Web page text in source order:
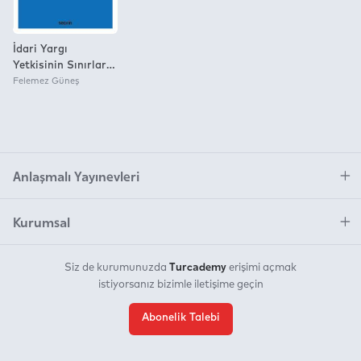
İdari Yargı
Yetkisinin Sınırları
– İdare Hukuku
Felemez Güneş
Anlaşmalı Yayınevleri
Kurumsal
Siz de kurumunuzda Turcademy erişimi açmak
istiyorsanız bizimle iletişime geçin
Abonelik Talebi